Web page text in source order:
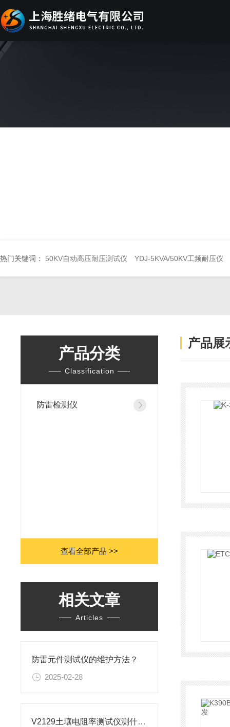
热门关键词： 50KV自动高压耐压测试仪 YDJ-5KVA/50KV工频耐压仪
产品分类
Classification
防雷检测仪
查看全部产品 >>
相关文章
Articles
防雷元件测试仪的维护方法？
2025-02-28
V2129土壤电阻率测试仪测什么仪器
产品展